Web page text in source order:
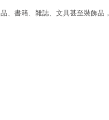
、書籍、雜誌、文具甚至裝飾品，